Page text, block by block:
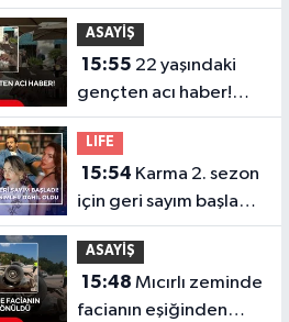
Mahalleniz listede mi?
ASAYİŞ
15:55
gençten acı haber!
Yeni aldığı motosiklet
sonu oldu
LIFE
15:54
için geri sayım başladı!
Kadroya bomba
isimler dahil oldu
ASAYİŞ
15:48 Mıcırlı zeminde
facianın eşiğinden